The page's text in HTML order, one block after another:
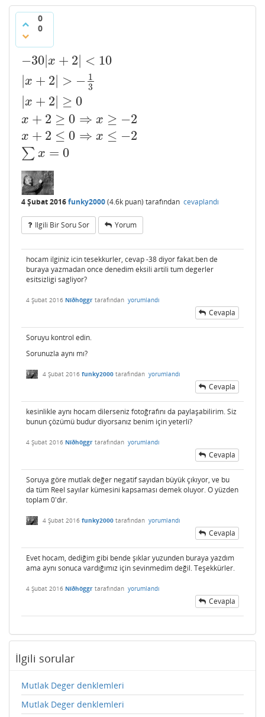
0
0
−30|x + 2| < 10
x + 2 > − 1
3
x + 2 ≥ 0
x + 2 ≥ 0 ⇒ x ≥ −2
x + 2 ≤ 0 ⇒ x ≤ −2
∑ x = 0
−30| x+ 2| <10 |x +2|
4 Şubat 2016funky2000(4.6k puan) tarafından cevaplandı
Ilgili Bir Soru Sor Yorum
hocam ilginiz icin tesekkurler, cevap -38 diyor fakat.ben de
buraya yazmadan once denedim eksili artili tum degerler
esitsizligi sagliyor?
4 Şubat 2016 Níðhöggr tarafından yorumlandı
Cevapla
Soruyu kontrol edin.
Sorunuzla aynı mı?
4 Şubat 2016 funky2000 tarafından yorumlandı
Cevapla
kesinlikle aynı hocam dilerseniz fotoğrafını da paylaşabilirim. Siz
bunun çözümü budur diyorsanız benim için yeterli?
4 Şubat 2016 Níðhöggr tarafından yorumlandı
Cevapla
Soruya göre mutlak değer negatif sayıdan büyük çıkıyor, ve bu
da tüm Reel sayılar kümesini kapsaması demek oluyor. O yüzden
toplam 0'dır.
4 Şubat 2016 funky2000 tarafından yorumlandı
Cevapla
Evet hocam, dediğim gibi bende şıklar yuzunden buraya yazdım
ama aynı sonuca vardığımız için sevinmedim değil. Teşekkürler.
4 Şubat 2016 Níðhöggr tarafından yorumlandı
Cevapla
İlgili sorular
Mutlak Deger denklemleri
Mutlak Deger denklemleri